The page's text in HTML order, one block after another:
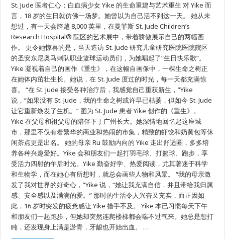
命
之
花，
重
绽
芒”
St. Jude 医者仁心：白血病少女 Yike 的生命重建与艺术重生 对 Yike 而
言，18 岁的生日就仿佛一场梦。她曾以为自己活不到这一天。 她从未
想过，有一天会跨越 8,000 英里，在曼菲斯 St. Jude Children’s
Research Hospital® 院区的艺术展中，带着骄傲展示自己的两幅画
作。 更令她惊喜的是，当天造访 St. Jude 研究儿童研究医院医院院区
的圣安东尼奥马刺队职业篮球运动员们，为她唱起了“生日快乐歌”。
Yike 凝视着自己的画作《重生》，在这幅自画像中，一棵生命之树正
在她体内茁壮生长。她说，在 St. Jude 度过的时光，每一天都充满惊
喜。 “在 St. Jude 接受各种治疗后，我感觉自己重获新生，”Yike
说，“如果没有 St. Jude，我的生命之树或许早已枯萎，但如今 St. Jude
让它重新焕发了生机。” 图为 St. Jude 患者 Yike 创作的《重生》。
Yike 在父母和祖父母的陪伴下于广州长大。她深情地回忆起这座城
市，那里不仅有着繁华的商业和热闹的市集，精致的虾饺和奶黄包等休
闲茶点更是出名。 她的母亲 Ru 鼓励内向的 Yike 走出舒适圈，多多培
养各种兴趣爱好。Yike 会和朋友们一起打羽毛球、打篮球、跑步，享
受活力四射的午后时光。Yike 勤奋好学、热爱阅读，尤其著迷于科学
和生物学，而在她心有所想时，就总会画些人物和风景。 “我的母亲激
发了我对世界的好奇心，”Yike 说，“她让我充满自信，并且带给我归属
感、安全感以及满满的爱。” 那时的生活令人兴奋又充实，而正因如
此，16 岁时突发的疲惫感让 Yike 措手不及。 Yike 本已习惯每天下午
和朋友们一起跑步，但她却突然连爬楼梯都会喘不过气来。她总是想打
盹，还发现身上满是淤青，牙龈也开始出血。 …